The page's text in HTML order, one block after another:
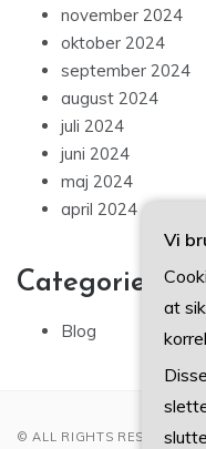
november 2024
oktober 2024
september 2024
august 2024
juli 2024
juni 2024
maj 2024
april 2024
Categories
Blog
© ALL RIGHTS RESERVED
Vi
at